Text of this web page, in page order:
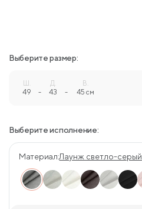
Выберите размер:
Ш.
49 -
Д.
43 -
В.
45 см
Выберите исполнение:
Материал:Лаунж светло-серый